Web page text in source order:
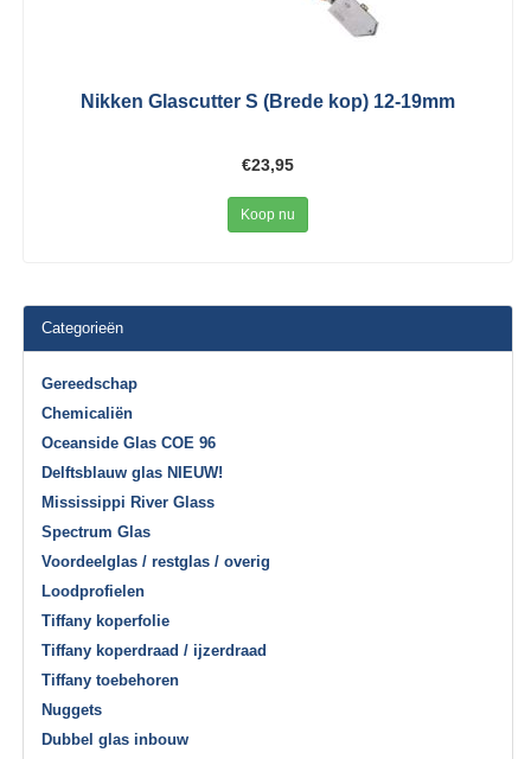
Nikken Glascutter S (Brede kop) 12-19mm
€23,95
Koop nu
Categorieën
Gereedschap
Chemicaliën
Oceanside Glas COE 96
Delftsblauw glas NIEUW!
Mississippi River Glass
Spectrum Glas
Voordeelglas / restglas / overig
Loodprofielen
Tiffany koperfolie
Tiffany koperdraad / ijzerdraad
Tiffany toebehoren
Nuggets
Dubbel glas inbouw